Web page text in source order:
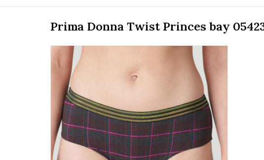
Prima Donna Twist Princes bay